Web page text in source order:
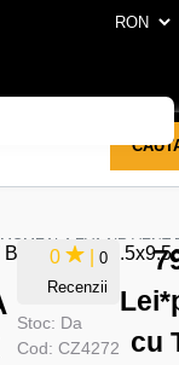
EVA AIR
0 | 0
Recenzii
Stoc: Da
Cod: CZ4272
Lei
cu